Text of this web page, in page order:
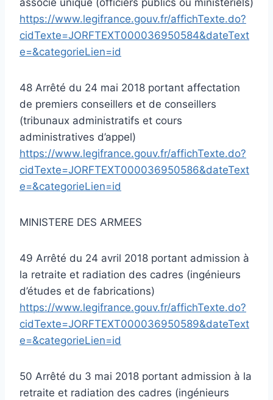
https://www.legifrance.gouv.fr/affichTexte.do?
cidTexte=JORFTEXT000036950584&dateText
e=&categorieLien=id
48 Arrêté du 24 mai 2018 portant affectation
de premiers conseillers et de conseillers
(tribunaux administratifs et cours
administratives d’appel)
https://www.legifrance.gouv.fr/affichTexte.do?
cidTexte=JORFTEXT000036950586&dateText
e=&categorieLien=id
MINISTERE DES ARMEES
49 Arrêté du 24 avril 2018 portant admission à
la retraite et radiation des cadres (ingénieurs
d’études et de fabrications)
https://www.legifrance.gouv.fr/affichTexte.do?
cidTexte=JORFTEXT000036950589&dateText
e=&categorieLien=id
50 Arrêté du 3 mai 2018 portant admission à la
retraite et radiation des cadres (ingénieurs